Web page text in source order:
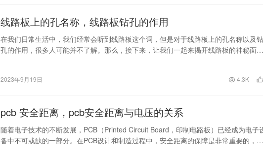
线路板上的孔名称，线路板钻孔的作用
在我们日常生活中，我们经常会听到线路板这个词，但是对于线路板上的孔名称以及钻
孔的作用，很多人可能并不了解。那么，接下来，让我们一起来揭开线路板的神秘面
2023年9月19日 4.3K
pcb 安全距离，pcb安全距离与电压的关系
随着电子技术的不断发展，PCB（Printed Circuit Board，印制电路板）已经成为电子
备中不可或缺的一部分。在PCB设计和制造过程中，安全距离的保障是非常重要的，